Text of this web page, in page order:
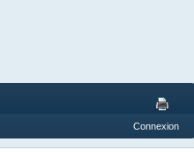
Connexion